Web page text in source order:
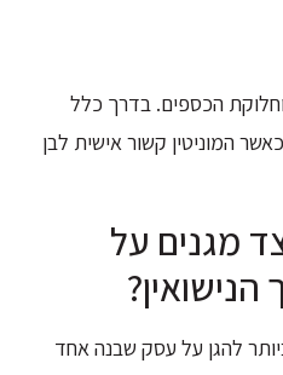
הכספים. בדרך כלל
המוניטין קשור אישית לבן
מגנים על
להגן על עסק שבנה אחד